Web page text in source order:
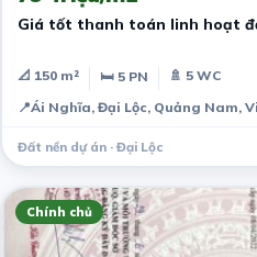
Giá tốt thanh toán linh hoạt
📐 150 m² 🛏 5 PN
🚿 5 WC
📍Ái Nghĩa, Đại Lộc, Quảng Nam,
Đất nền dự án · Đại Lộc
Chính chủ